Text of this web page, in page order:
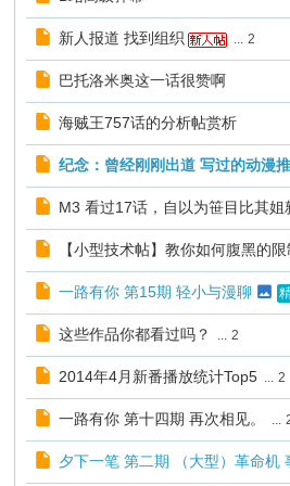
新人报道 找到组织 ... 2
巴托洛米奥这一话很赞啊
海贼王757话的分析帖赏析
纪念：曾经刚刚出道 写过的动漫
M3 看过17话，自以为笹目比其姐
【小型技术帖】教你如何腹黑的
一路有你 第15期 轻小与漫聊
这些作品你都看过吗？ ... 2
2014年4月新番播放统计Top5 ... 2
一路有你 第十四期 再次相见。 ...
夕下一笔 第二期 （大型）革命机